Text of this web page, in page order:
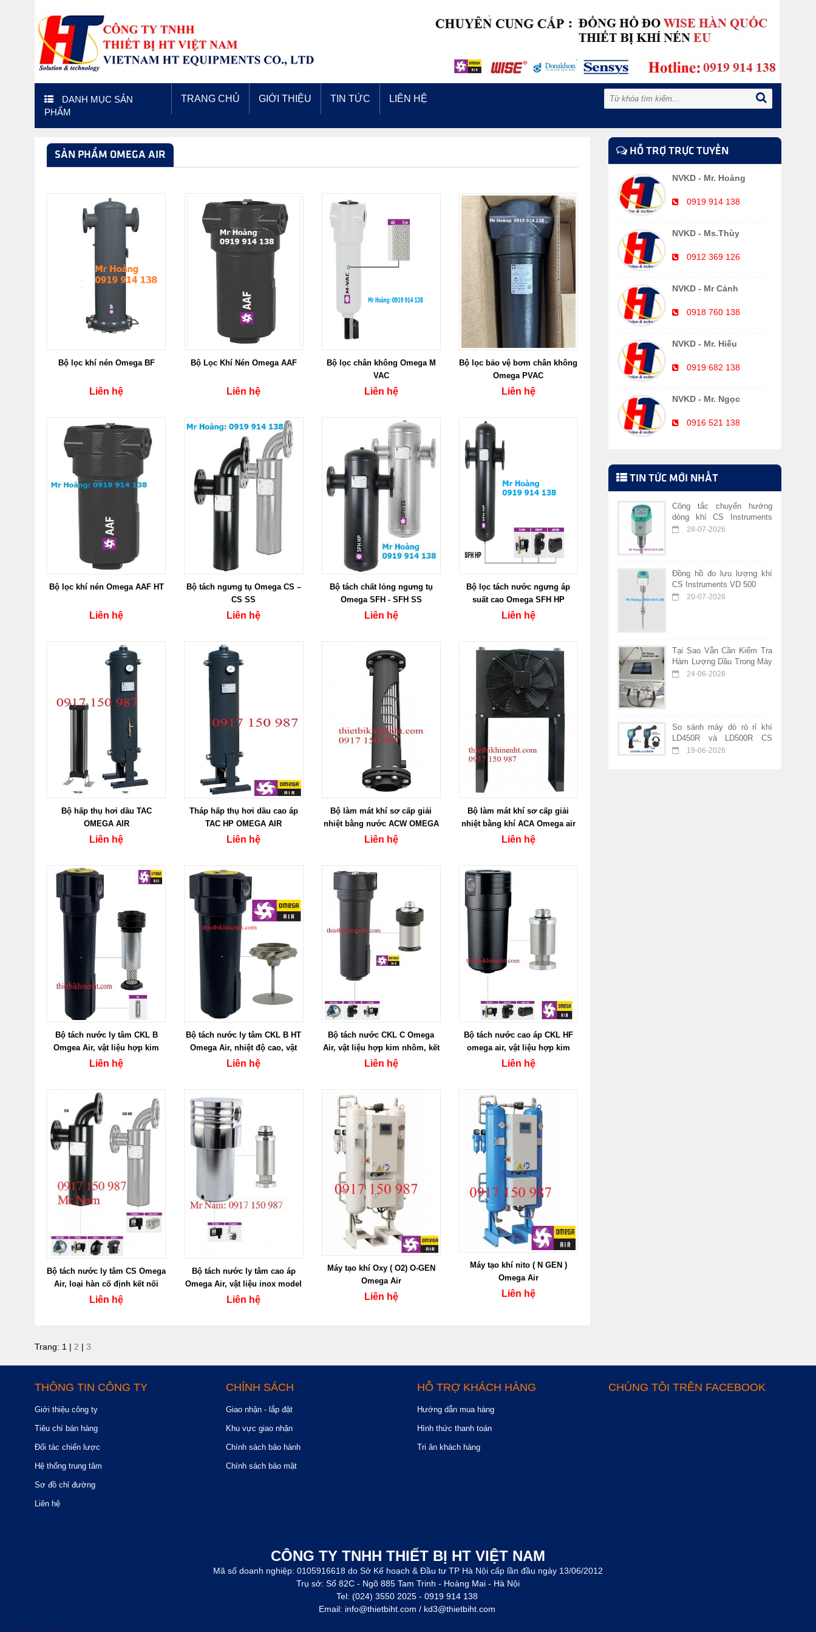
DANH MỤC SẢN
PHẨM
TRANG CHỦ GIỚI THIỆU TIN TỨC LIÊN HỆ
SẢN PHẨM OMEGA AIR
Bộ lọc khí nén Omega BF
Liên hệ
Bộ Lọc Khí Nén Omega AAF
Liên hệ
Bộ lọc chân không Omega M
VAC
Liên hệ
Bộ lọc bảo vệ bơm chân không
Omega PVAC
Liên hệ
Bộ lọc khí nén Omega AAF HT
Liên hệ
Bộ tách ngưng tụ Omega CS –
CS SS
Liên hệ
Bộ tách chất lỏng ngưng tụ
Omega SFH - SFH SS
Liên hệ
Bộ lọc tách nước ngưng áp
suất cao Omega SFH HP
Liên hệ
Bộ hấp thụ hơi dầu TAC
OMEGA AIR
Liên hệ
Tháp hấp thụ hơi dầu cao áp
TAC HP OMEGA AIR
Liên hệ
Bộ làm mát khí sơ cấp giải
nhiệt bằng nước ACW OMEGA
AIR
Liên hệ
Bộ làm mát khí sơ cấp giải
nhiệt bằng khí ACA Omega air
Liên hệ
Bộ tách nước ly tâm CKL B
Omgea Air, vật liệu hợp kim
nhôm, kết nối Ren
Liên hệ
Bộ tách nước ly tâm CKL B HT
Omega Air, nhiệt độ cao, vật
liệu hợp kim nhôm
Liên hệ
Bộ tách nước CKL C Omega
Air, vật liệu hợp kim nhôm, kết
nối Ren
Liên hệ
Bộ tách nước cao áp CKL HF
omega air, vật liệu hợp kim
nhôm
Liên hệ
Bộ tách nước ly tâm CS Omega
Air, loại hàn cố định kết nối
Bích
Liên hệ
Bộ tách nước ly tâm cao áp
Omega Air, vật liệu inox model
CKL-IHP
Liên hệ
Máy tạo khí Oxy ( O2) O-GEN
Omega Air
Liên hệ
Máy tạo khí nito ( N GEN )
Omega Air
Liên hệ
Trang: 1 | 2 | 3
HỖ TRỢ TRỰC TUYẾN
NVKD - Mr. Hoàng
0919 914 138
NVKD - Ms.Thùy
0912 369 126
NVKD - Mr Cảnh
0918 760 138
NVKD - Mr. Hiếu
0919 682 138
NVKD - Mr. Ngọc
0916 521 138
TIN TỨC MỚI NHẤT
Công tắc chuyển hướng
dòng khí CS Instruments
VA 40928-07-2026
Đồng hồ đo lưu lượng khí
CS Instruments VD 500
20-07-2026
Tại Sao Vẫn Cần Kiểm Tra
Hàm Lượng Dầu Trong Máy
Nén Khí Không Dầu?
24-06-2026
So sánh máy dò rò rỉ khí
LD450R và LD500R CS
Instruments – Nên chọn
19-06-2026
THÔNG TIN CÔNG TY
Giới thiệu công ty
Tiêu chí bán hàng
Đối tác chiến lược
Hệ thống trung tâm
Sơ đồ chỉ đường
Liên hệ
CHÍNH SÁCH
Giao nhận - lắp đặt
Khu vực giao nhận
Chính sách bảo hành
Chính sách bảo mật
HỖ TRỢ KHÁCH HÀNG
Hướng dẫn mua hàng
Hình thức thanh toán
Tri ân khách hàng
CHÚNG TÔI TRÊN FACEBOOK
CÔNG TY TNHH THIẾT BỊ HT VIỆT NAM
Mã số doanh nghiệp: 0105916618 do Sở Kế hoạch & Đầu tư TP Hà Nội cấp lần đầu ngày 13/06/2012
Trụ sở: Số 82C - Ngõ 885 Tam Trinh - Hoàng Mai - Hà Nội
Tel: (024) 3550 2025 - 0919 914 138
Email: info@thietbiht.com / kd3@thietbiht.com